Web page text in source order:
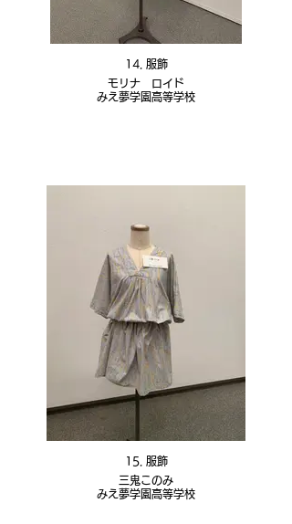
14. 服飾
モリナ ロイド
みえ夢学園高等学校
15. 服飾
三鬼このみ
みえ夢学園高等学校